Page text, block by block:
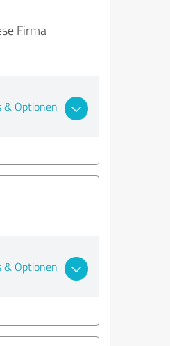
Firma
& Optionen
& Optionen